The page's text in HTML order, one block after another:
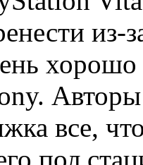
из-
хорошо
все,